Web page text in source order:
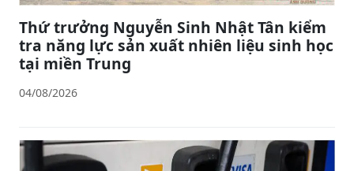
Thứ trưởng Nguyễn Sinh Nhật Tân kiểm
tra năng lực sản xuất nhiên liệu sinh học
tại miền Trung
04/08/2026